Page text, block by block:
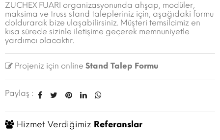
ZUCHEX FUARI organizasyonunda ahşap, modüler,
maksima ve truss stand talepleriniz için, aşağıdaki formu
doldurarak bize ulaşabilirsiniz. Müşteri temsilcimiz en
kısa sürede sizinle iletişime geçerek memnuniyetle
yardımcı olacaktır.
Projeniz için online Stand Talep Formu
Paylaş :
Hizmet Verdiğimiz Referanslar